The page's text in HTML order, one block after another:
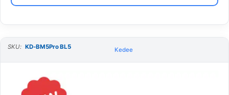
SKU: KD-BM5Pro BL5 Kedee